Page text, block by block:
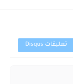
تعليقات Disqus